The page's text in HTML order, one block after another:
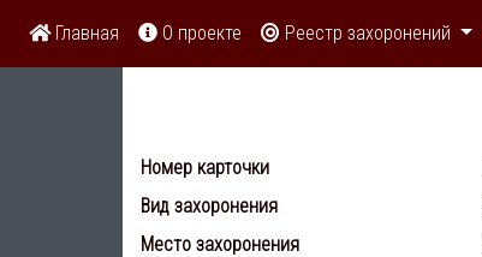
Главная О проекте Реестр захоронений
Номер карточки
Вид захоронения
Место захоронения